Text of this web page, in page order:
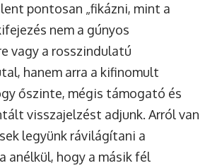
pontosan „fikázni, mint a
nem a gúnyos
vagy a rosszindulatú
hanem arra a kifinomult
őszinte, mégis támogató és
visszajelzést adjunk. Arról van
legyünk rávilágítani a
anélkül, hogy a másik fél